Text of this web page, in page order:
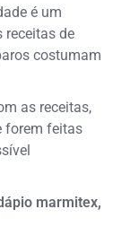
é um
receitas de
costumam
as receitas,
forem feitas
marmitex,